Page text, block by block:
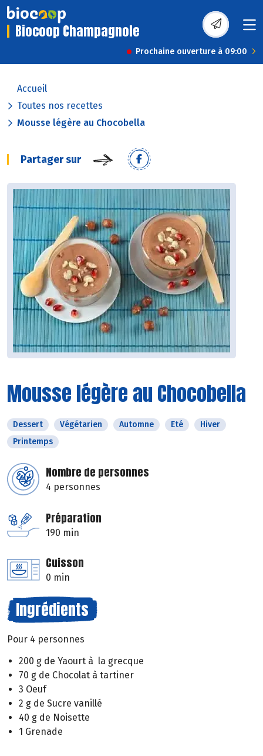
Biocoop Champagnole
Prochaine ouverture à 09:00
Accueil
Toutes nos recettes
Mousse légère au Chocobella
Partager sur
Mousse légère au Chocobella
Dessert Végétarien Automne Eté
Hiver
Printemps
Nombre de personnes
4 personnes
Préparation
190 min
Cuisson
0 min
Ingrédients
Pour 4 personnes
200 g de Yaourt à la grecque
70 g de Chocolat à tartiner
3 Oeuf
2 g de Sucre vanillé
40 g de Noisette
1 Grenade